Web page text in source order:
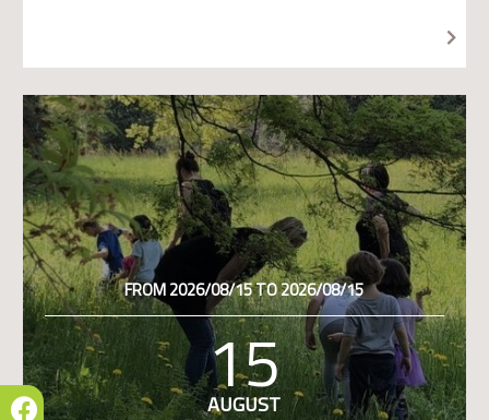
FROM 2026/08/15 TO 2026/08/15
15
AUGUST